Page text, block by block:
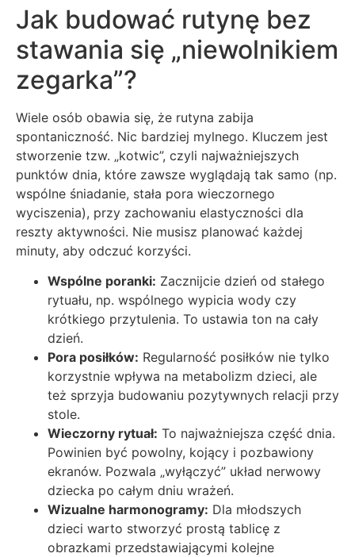
Jak budować rutynę bez
stawania się „niewolnikiem
zegarka”?
Wiele osób obawia się, że rutyna zabija
spontaniczność. Nic bardziej mylnego. Kluczem jest
stworzenie tzw. „kotwic”, czyli najważniejszych
punktów dnia, które zawsze wyglądają tak samo (np.
wspólne śniadanie, stała pora wieczornego
wyciszenia), przy zachowaniu elastyczności dla
reszty aktywności. Nie musisz planować każdej
minuty, aby odczuć korzyści.
Wspólne poranki: Zacznijcie dzień od stałego
rytuału, np. wspólnego wypicia wody czy
krótkiego przytulenia. To ustawia ton na cały
dzień.
Pora posiłków: Regularność posiłków nie tylko
korzystnie wpływa na metabolizm dzieci, ale
też sprzyja budowaniu pozytywnych relacji przy
stole.
Wieczorny rytuał: To najważniejsza część dnia.
Powinien być powolny, kojący i pozbawiony
ekranów. Pozwala „wyłączyć” układ nerwowy
dziecka po całym dniu wrażeń.
Wizualne harmonogramy: Dla młodszych
dzieci warto stworzyć prostą tablicę z
obrazkami przedstawiającymi kolejne